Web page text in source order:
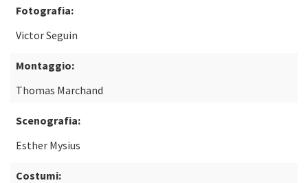
Fotografia:
Victor Seguin
Montaggio:
Thomas Marchand
Scenografia:
Esther Mysius
Costumi: